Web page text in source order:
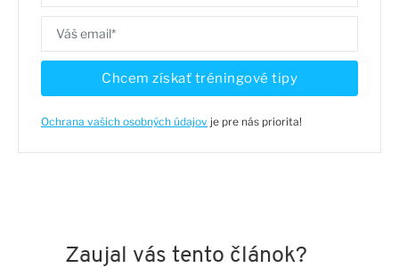
Chcem získať tréningové tipy
Ochrana vašich osobných údajov je pre nás priorita!
Zaujal vás tento článok?